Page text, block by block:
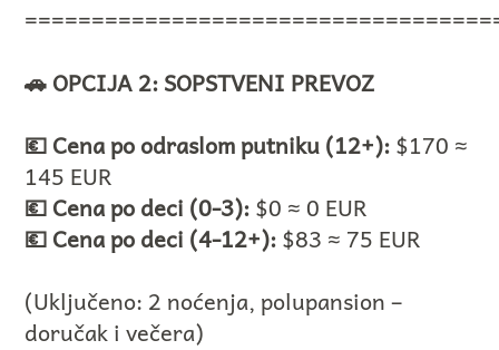
🚗 OPCIJA 2: SOPSTVENI PREVOZ
💶 Cena po odraslom putniku (12+):$170 ≈
145 EUR
💶 Cena po deci (0-3):$0 ≈ 0 EUR
💶 Cena po deci (4-12+):$83 ≈ 75 EUR
(Uključeno: 2 noćenja, polupansion –
doručak i večera)